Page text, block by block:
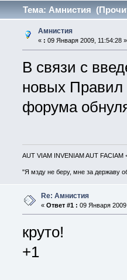
Тема: Амнистия
Амнистия
« : 09 Января 2009, 11:54:28 »
В связи с
новых Правил
форума
AUT VIAM INVENIAM AUT FACIAM
"Я мзду не беру, мне за державу
Re: Амнистия
« Ответ #1 : 09 Января
круто!
+1